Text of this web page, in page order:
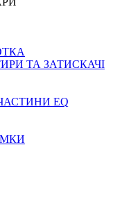
ТА ЗАТИСКАЧІ
EQ